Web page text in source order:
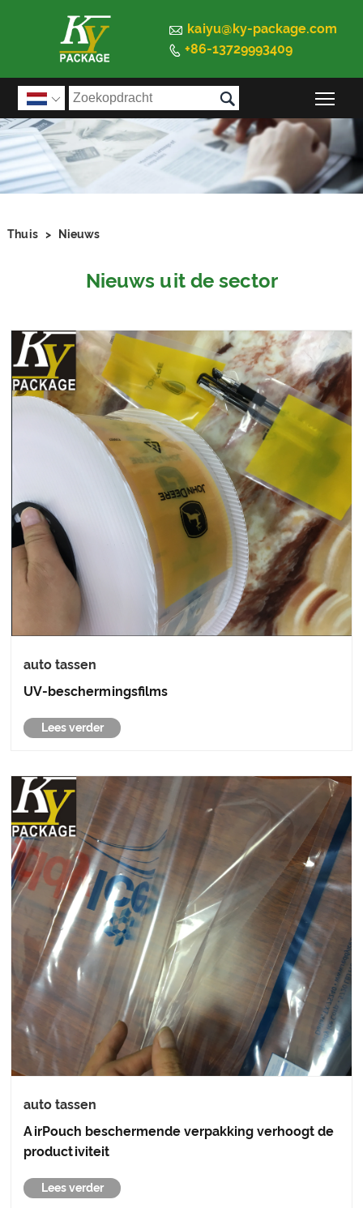
 kaiyu@ky-package.com
 +86-13729993409
 
Thuis > Nieuws
Nieuws uit de sector
auto tassen
UV-beschermingsfilms
Lees verder
auto tassen
AirPouch beschermende verpakking verhoogt de
productiviteit
Lees verder